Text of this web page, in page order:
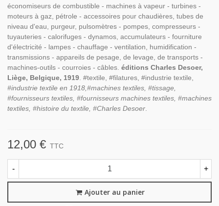
économiseurs de combustible - machines à vapeur - turbines -
moteurs à gaz, pétrole - accessoires pour chaudières, tubes de
niveau d'eau, purgeur, pulsomètres - pompes, compresseurs -
tuyauteries - calorifuges - dynamos, accumulateurs - fourniture
d'électricité - lampes - chauffage - ventilation, humidification -
transmissions - appareils de pesage, de levage, de transports -
machines-outils - courroies - câbles. éditions Charles Desoer,
Liège, Belgique, 1919 . #textile, #filatures, #industrie textile,
#industrie textile en 1918,#machines textiles, #tissage,
#fournisseurs textiles, #fournisseurs machines textiles, #machines
textiles, #histoire du textile, #Charles Desoer
12,00 € TTC
- +
Ajouter au panier